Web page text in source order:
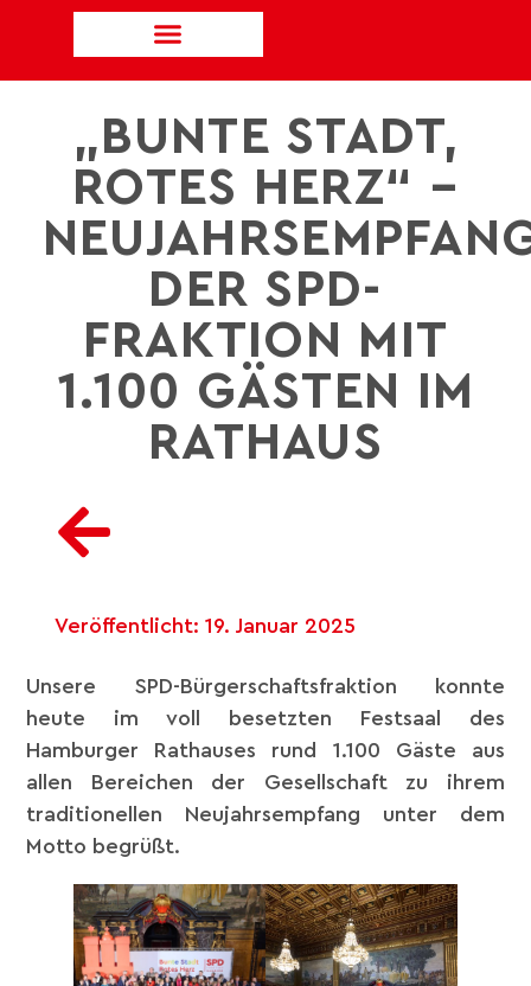
„BUNTE STADT,
ROTES HERZ“ –
DER SPD-
FRAKTION MIT
1.100 GÄSTEN IM
RATHAUS
Veröffentlicht: 19. Januar 2025
Unsere SPD-Bürgerschaftsfraktion konnte
heute im voll besetzten Festsaal des
Hamburger Rathauses rund 1.100 Gäste aus
allen Bereichen der Gesellschaft zu ihrem
traditionellen Neujahrsempfang unter dem
Motto begrüßt.